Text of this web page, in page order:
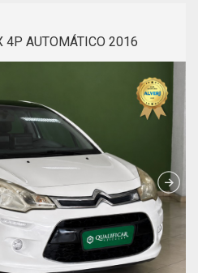
4P AUTOMÁTICO 2016